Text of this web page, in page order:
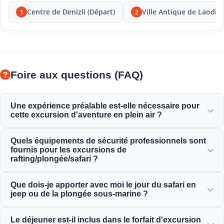
1 Centre de Denizli (Départ) 2 Ville Antique de
Foire aux questions (FAQ)
Une expérience préalable est-elle nécessaire pour
cette excursion d'aventure en plein air ?
professionnels vous donnent des instructions complètes et
vous accompagnent tout au long des activités de rafting,
Quels équipements de sécurité professionnels sont
fournis pour les excursions de
rafting/plongée/safari ?
compris des gilets de sauvetage de haute qualité, des
casques, du matériel de plongée sous-marine et des
Que dois-je apporter avec moi le jour du safari en
jeep ou de la plongée sous-marine ?
Le déjeuner est-il inclus dans le forfait d'excursion